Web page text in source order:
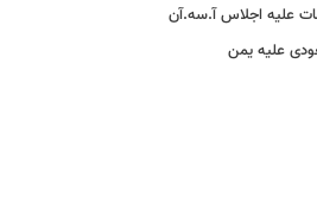
علیه اجلاس آ.سه.آن
علیه یمن